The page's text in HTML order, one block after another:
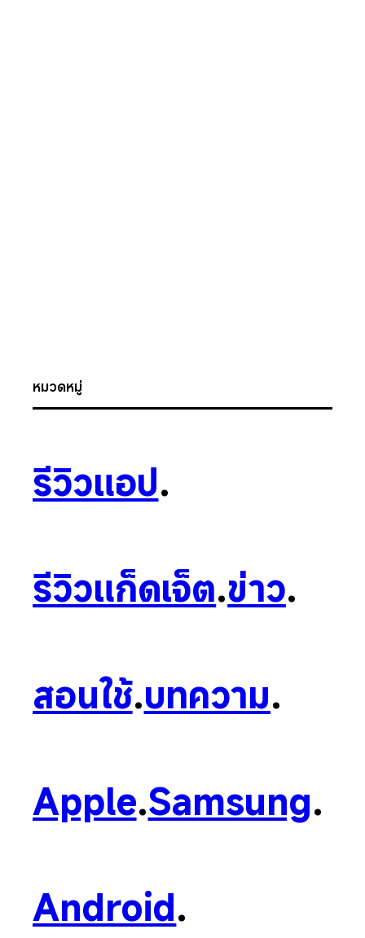
หมวดหมู่
รีวิวแอป.
รีวิวแก็ดเจ็ต.ข่าว.
สอนใช้.บทความ.
Apple.Samsung.
Android.